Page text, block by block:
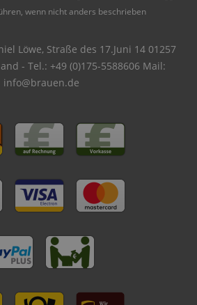
wenn nicht anders beschrieben
Löwe, Straße des 17.Juni 14 01257
- Tel.: +49 (0)175-5588606 Mail:
info@brauen.de